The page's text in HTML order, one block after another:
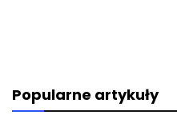
Popularne artykuły